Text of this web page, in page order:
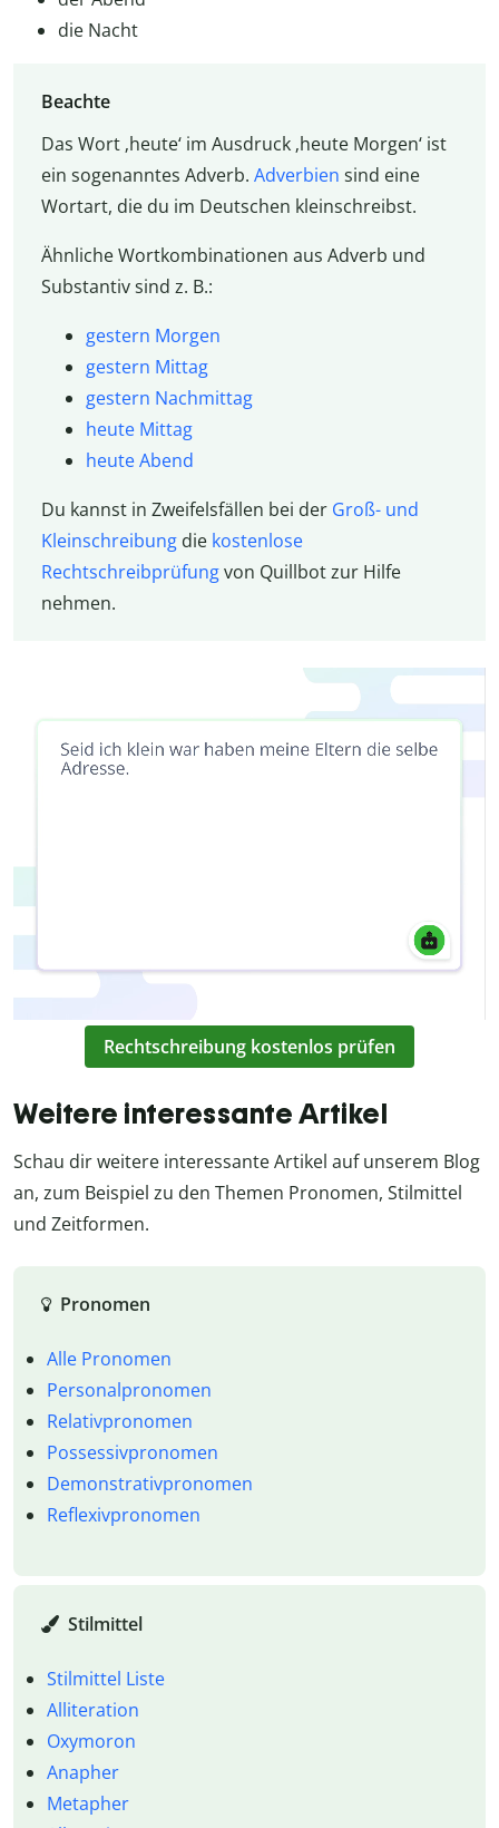
die Nacht
Beachte
Das Wort ‚heute‘ im Ausdruck ‚heute Morgen‘ ist
ein sogenanntes Adverb. Adverbien sind eine
Wortart, die du im Deutschen kleinschreibst.
Ähnliche Wortkombinationen aus Adverb und
Substantiv sind z. B.:
gestern Morgen
gestern Mittag
gestern Nachmittag
heute Mittag
heute Abend
Du kannst in Zweifelsfällen bei der Groß- und
Kleinschreibungdie kostenlose
Rechtschreibprüfungvon Quillbot zur Hilfe
nehmen.
Rechtschreibung kostenlos prüfen
Weitere interessante Artikel
Schau dir weitere interessante Artikel auf unserem Blog
an, zum Beispiel zu den Themen Pronomen, Stilmittel
und Zeitformen.
Pronomen
Alle Pronomen
Personalpronomen
Relativpronomen
Possessivpronomen
Demonstrativpronomen
Reflexivpronomen
Stilmittel
Stilmittel Liste
Alliteration
Oxymoron
Anapher
Metapher